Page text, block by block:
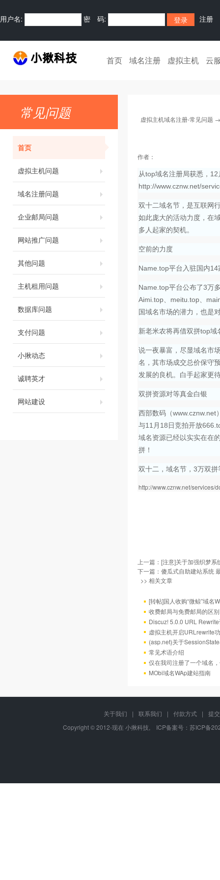
用户名: 密 码: 注册
首页 域名注册 虚拟主机 云
常见问题
首页
虚拟主机问题
域名注册问题
企业邮局问题
网站推广问题
其他问题
主机租用问题
数据库问题
支付问题
小揪动态
诚聘英才
网站建设
虚拟主机域名注册-常见问题
作者：
从top域名注册局获悉，
http://www.cznw.net/
双十二域名节，是互联网
如此庞大的活动力度，在
多人起家的契机。
空前的力度
Name.top平台入驻国内
Name.top平台公布了3万
Aimi.top、meitu.top、
国域名市场的潜力，也是
新老米农将再借双拼top域
说一夜暴富，尽显域名市
名，其市场成交总价保守
发展的良机。白手起家更
双拼资源对等真金白银
西部数码（www.cznw.net
与11月18日竞拍开放
域名资源已经以实实在在
拼！
双十二，域名节，3万双拼
http://www.cznw.net/services/
上一篇： [注意]关于加强织梦
下一篇： 傻瓜式自助建站系统
>> 相关文章
[转帖]国人收购“微鲸”域名
收费邮局与免费邮局的区别
Discuz! 5.0.0 URL
虚拟主机开启URLrewrite
(asp.net)关于
常见术语介绍
仅在我司注册了一个域名
MObi域名WAp建站指南
关于我们 | 联系我们 | 付款方式 |
提
Copyright © 2012-现在 小揪科技, ICP备案号： 苏ICP备